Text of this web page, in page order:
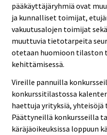
pääkäyttäjäryhmiä ovat
ja kunnalliset toimijat,
vakuutusalojen toimijat
muuttuvia tietotarpeita
otetaan huomioon tilaston
kehittämisessä.
Vireille pannuilla
konkurssitilastossa
haettuja yrityksiä,
Päättyneillä konkursseilla
käräjäoikeuksissa loppuun